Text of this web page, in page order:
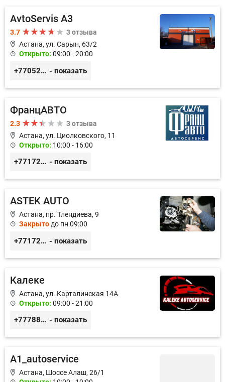
AvtoServis A3
3.7
3 отзыва
Астана, ул. Сарын, 63/2
Открыто: 09:00 - 20:00
+77052327760 - показать
ФранцАВТО
2.3
3 отзыва
Астана, ул. Циолковского, 11
Открыто: 10:00 - 16:00
+77172541601 - показать
ASTEK AUTO
Астана, пр. Тлендиева, 9
Закрытодо пн 09:00
+77172944444 - показать
Калеке
Астана, ул. Карталинская 14А
Открыто: 09:00 - 21:00
+77788424140 - показать
A1_autoservice
Астана, Шоссе Алаш, 26/1